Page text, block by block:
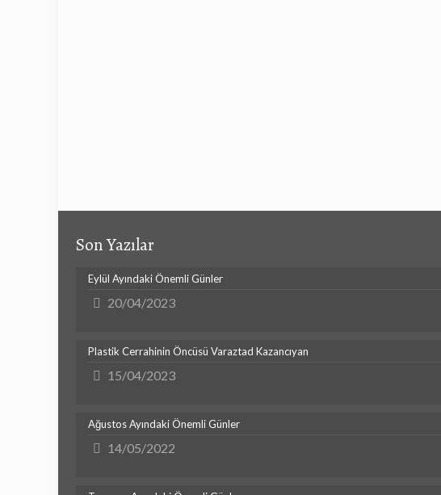
Son Yazılar
Eylül Ayındaki Önemli Günler
20/04/2023
Plastik Cerrahinin Öncüsü Varaztad Kazancıyan
15/04/2023
Ağustos Ayındaki Önemli Günler
14/05/2022